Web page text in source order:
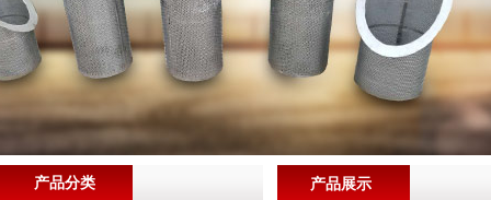
产品展示
产品分类